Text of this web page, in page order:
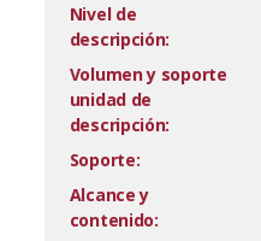
Nivel de
descripción:
Volumen y soporte
unidad de
descripción:
Soporte:
Alcance y
contenido: